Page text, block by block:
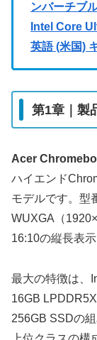
ンバーチブ
Intel Core
英語 (米国)
第1章｜製
Acer
ハイエンド
モデルです。型
WUXGA（
16:10の縦長表
最大の特徴は、
16GB
256GB SSDの